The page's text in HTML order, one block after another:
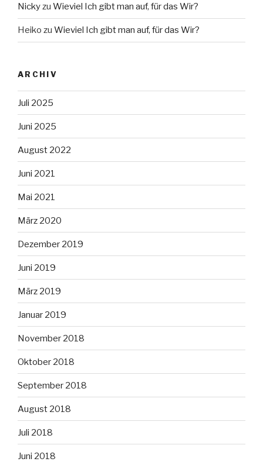
Nickyzu Wieviel Ich gibt man auf, für das Wir?
Heiko zu Wieviel Ich gibt man auf, für das Wir?
ARCHIV
Juli 2025
Juni 2025
August 2022
Juni 2021
Mai 2021
März 2020
Dezember 2019
Juni 2019
März 2019
Januar 2019
November 2018
Oktober 2018
September 2018
August 2018
Juli 2018
Juni 2018